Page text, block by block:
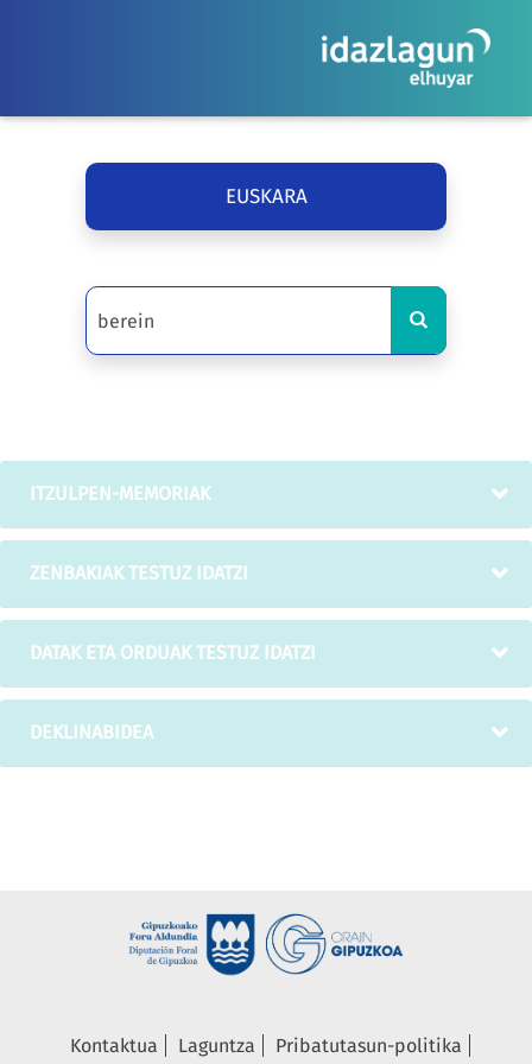
EUSKARA
ITZULPEN-MEMORIAK
ZENBAKIAK TESTUZ IDATZI
DATAK ETA ORDUAK TESTUZ IDATZI
DEKLINABIDEA
Kontaktua Laguntza
Pribatutasun-politika